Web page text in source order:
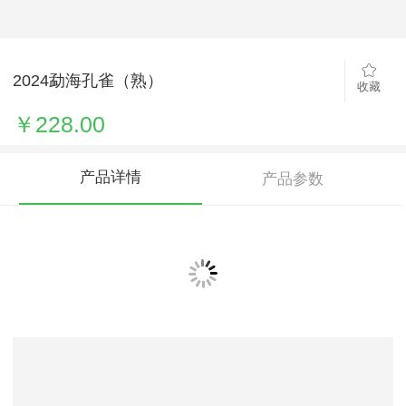
2024勐海孔雀（熟） 收藏
￥228.00
产品详情 产品参数